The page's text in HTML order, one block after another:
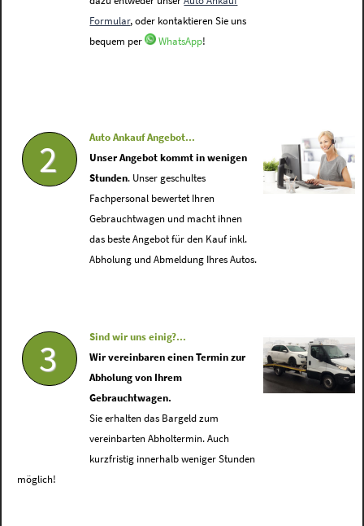
Formular, oder kontaktieren Sie uns
bequem per
WhatsApp!
2
Auto Ankauf Angebot...
Unser Angebot kommt in wenigen
Stunden. Unser geschultes
Fachpersonal bewertet Ihren
Gebrauchtwagen und macht ihnen
das beste Angebot für den Kauf inkl.
Abholung und Abmeldung Ihres Autos.
3
Sind wir uns einig?...
Wir vereinbaren einen Termin zur
Abholung von Ihrem
Gebrauchtwagen.
Sie erhalten das Bargeld zum
vereinbarten Abholtermin. Auch
kurzfristig innerhalb weniger Stunden
möglich!